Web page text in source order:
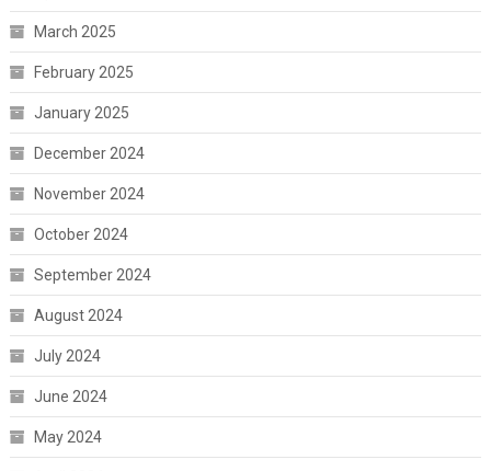
March 2025
February 2025
January 2025
December 2024
November 2024
October 2024
September 2024
August 2024
July 2024
June 2024
May 2024